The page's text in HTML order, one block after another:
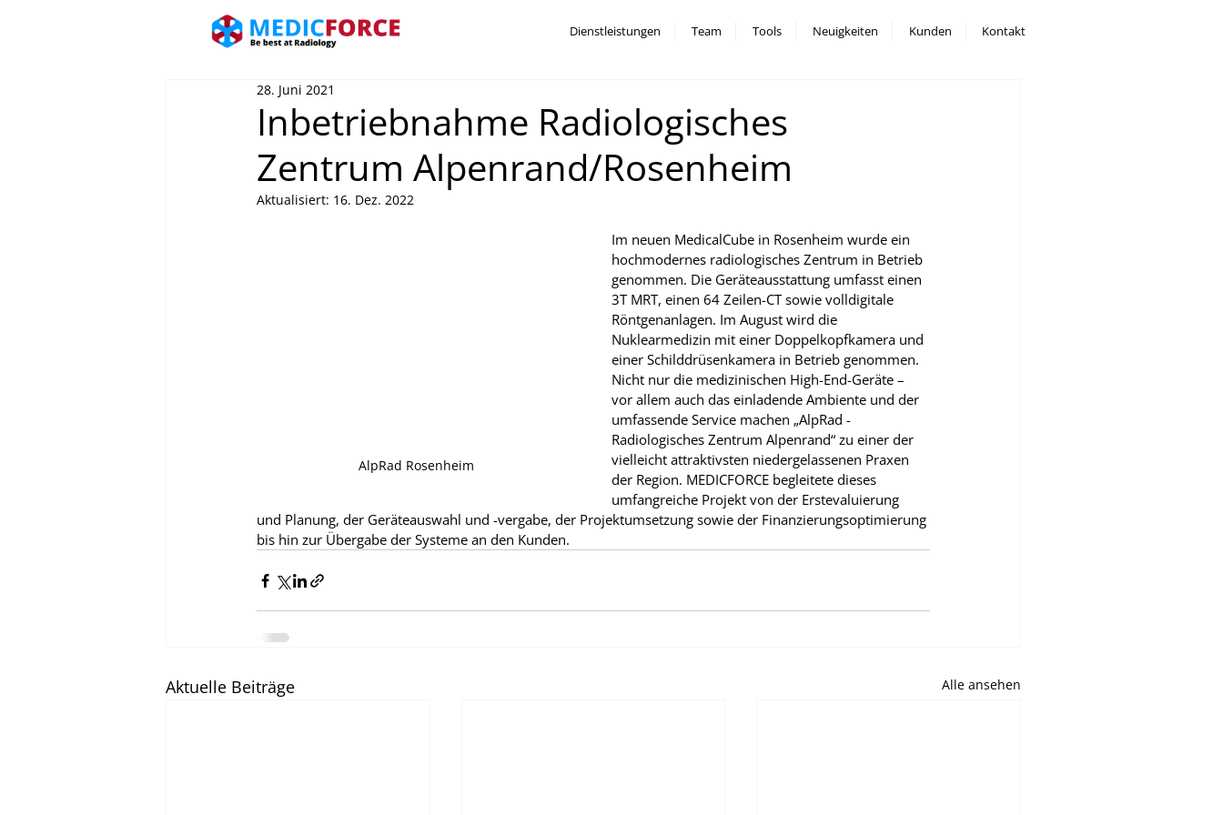
Dienstleistungen Team Tools Neuigkeiten Kunden Kontakt
Inbetriebnahme Radiologisches
Zentrum Alpenrand/Rosenheim
28. Juni 2021
Aktualisiert: 16. Dez. 2022
AlpRad Rosenheim
Im neuen MedicalCube in Rosenheim wurde ein
hochmodernes radiologisches Zentrum in Betrieb
genommen. Die Geräteausstattung umfasst einen
3T MRT, einen 64 Zeilen-CT sowie volldigitale
Röntgenanlagen. Im August wird die
Nuklearmedizin mit einer Doppelkopfkamera und
einer Schilddrüsenkamera in Betrieb genommen.
Nicht nur die medizinischen High-End-Geräte –
vor allem auch das einladende Ambiente und der
umfassende Service machen „AlpRad -
Radiologisches Zentrum Alpenrand“ zu einer der
vielleicht attraktivsten niedergelassenen Praxen
der Region. MEDICFORCE begleitete dieses
umfangreiche Projekt von der Erstevaluierung
und Planung, der Geräteauswahl und -vergabe, der Projektumsetzung sowie der Finanzierungsoptimierung
bis hin zur Übergabe der Systeme an den Kunden.
Aktuelle Beiträge Alle ansehen